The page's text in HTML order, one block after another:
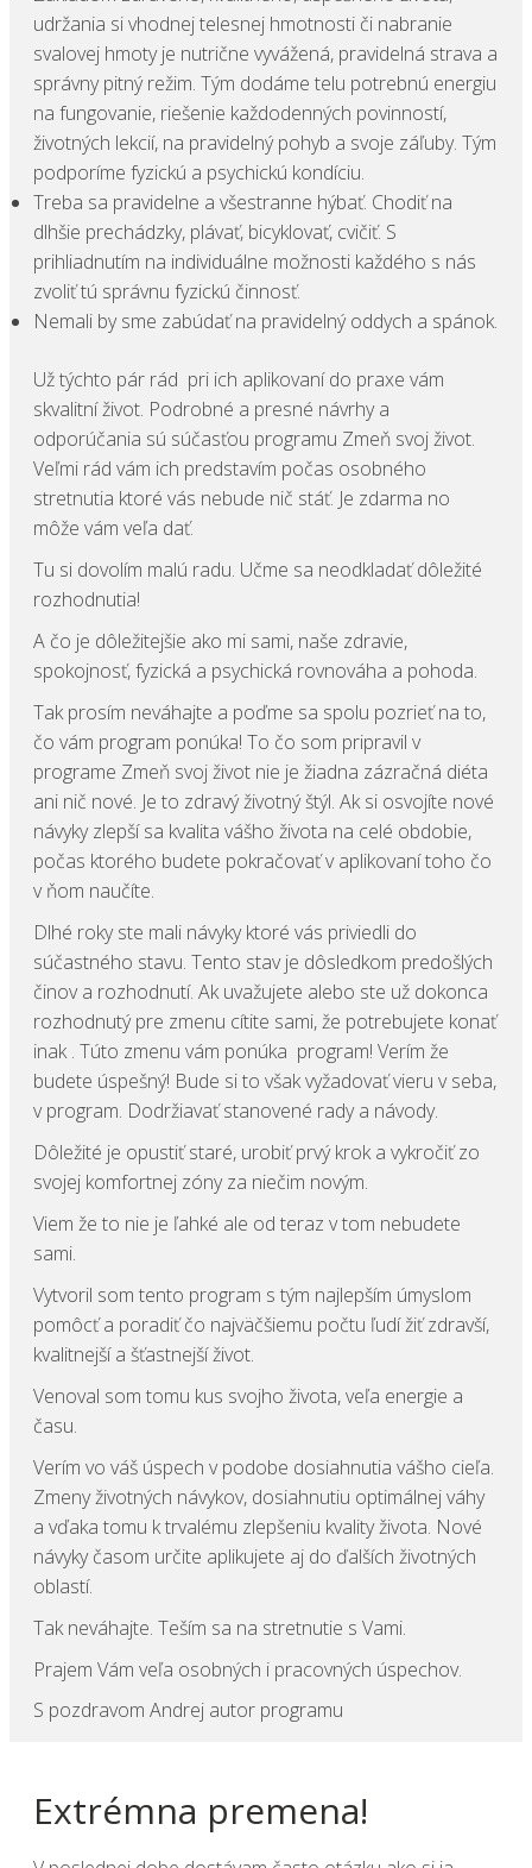
udržania si vhodnej telesnej hmotnosti či nabranie
svalovej hmoty je nutrične vyvážená, pravidelná strava a
správny pitný režim. Tým dodáme telu potrebnú energiu
na fungovanie, riešenie každodenných povinností,
životných lekcií, na pravidelný pohyb a svoje záľuby. Tým
podporíme fyzickú a psychickú kondíciu.
Treba sa pravidelne a všestranne hýbať. Chodiť na
dlhšie prechádzky, plávať, bicyklovať, cvičiť. S
prihliadnutím na individuálne možnosti každého s nás
zvoliť tú správnu fyzickú činnosť.
Nemali by sme zabúdať na pravidelný oddych a spánok.
Už týchto pár rád pri ich aplikovaní do praxe vám
skvalitní život. Podrobné a presné návrhy a
odporúčania sú súčasťou programu Zmeň svoj život.
Veľmi rád vám ich predstavím počas osobného
stretnutia ktoré vás nebude nič stáť. Je zdarma no
môže vám veľa dať.
Tu si dovolím malú radu. Učme sa neodkladať dôležité
rozhodnutia!
A čo je dôležitejšie ako mi sami, naše zdravie,
spokojnosť, fyzická a psychická rovnováha a pohoda.
Tak prosím neváhajte a poďme sa spolu pozrieť na to,
čo vám program ponúka! To čo som pripravil v
programe Zmeň svoj život nie je žiadna zázračná diéta
ani nič nové. Je to zdravý životný štýl. Ak si osvojíte nové
návyky zlepší sa kvalita vášho života na celé obdobie,
počas ktorého budete pokračovať v aplikovaní toho čo
v ňom naučíte.
Dlhé roky ste mali návyky ktoré vás priviedli do
súčastného stavu. Tento stav je dôsledkom predošlých
činov a rozhodnutí. Ak uvažujete alebo ste už dokonca
rozhodnutý pre zmenu cítite sami, že potrebujete konať
inak . Túto zmenu vám ponúka program! Verím že
budete úspešný! Bude si to však vyžadovať vieru v seba,
v program. Dodržiavať stanovené rady a návody.
Dôležité je opustiť staré, urobiť prvý krok a vykročiť zo
svojej komfortnej zóny za niečim novým.
Viem že to nie je ľahké ale od teraz v tom nebudete
sami.
Vytvoril som tento program s tým najlepším úmyslom
pomôcť a poradiť čo najväčšiemu počtu ľudí žiť zdravší,
kvalitnejší a šťastnejší život.
Venoval som tomu kus svojho života, veľa energie a
času.
Verím vo váš úspech v podobe dosiahnutia vášho cieľa.
Zmeny životných návykov, dosiahnutiu optimálnej váhy
a vďaka tomu k trvalému zlepšeniu kvality života. Nové
návyky časom určite aplikujete aj do ďalších životných
oblastí.
Tak neváhajte. Teším sa na stretnutie s Vami.
Prajem Vám veľa osobných i pracovných úspechov.
S pozdravom Andrej autor programu
Extrémna premena!